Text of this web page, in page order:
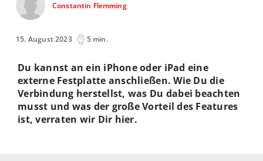
Constantin Flemming
15. August 2023 5 min.
Du kannst an ein iPhone oder iPad eine
externe Festplatte anschließen. Wie Du die
Verbindung herstellst, was Du dabei beachten
musst und was der große Vorteil des Features
ist, verraten wir Dir hier.